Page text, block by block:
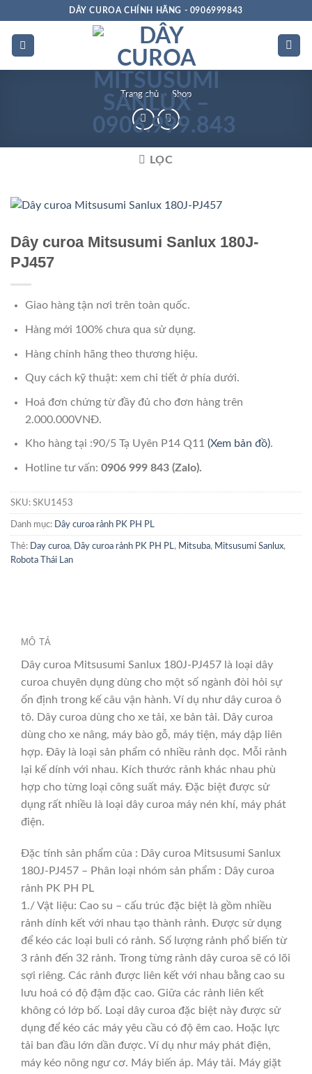
dung
DÂY CUROA CHÍNH HÃNG - 0906999843
Trang chủ » Shop
LỌC
Dây curoa Mitsusumi Sanlux 180J-
PJ457
Giao hàng tận nơi trên toàn quốc.
Hàng mới 100% chưa qua sử dụng.
Hàng chính hãng theo thương hiệu.
Quy cách kỹ thuật: xem chi tiết ở phía dưới.
Hoá đơn chứng từ đầy đủ cho đơn hàng trên
2.000.000VNĐ.
Kho hàng tại :90/5 Tạ Uyên P14 Q11 (Xem bản đồ).
Hotline tư vấn: 0906 999 843 (Zalo).
SKU: SKU1453
Danh mục: Dây curoa rảnh PK PH PL
Thẻ: Day curoa, Dây curoa rảnh PK PH PL , Mitsuba, Mitsusumi Sanlux,
Robota Thái Lan
MÔ TẢ
Dây curoa Mitsusumi Sanlux 180J-PJ457 là loại dây
curoa chuyên dụng dùng cho một số ngành đòi hỏi sự
ổn định trong kế câu vận hành. Ví dụ như dây curoa ô
tô. Dây curoa dùng cho xe tải, xe bản tải. Dây curoa
dùng cho xe nâng, máy bào gỗ, máy tiện, máy dập liên
hợp. Đây là loại sản phẩm có nhiều rảnh dọc. Mỗi rảnh
lại kế dính với nhau. Kích thước rảnh khác nhau phù
hợp cho từng loại công suất máy. Đặc biệt được sử
dụng rất nhiều là loại dây curoa máy nén khí, máy phát
điện.
Đặc tính sản phẩm của : Dây curoa Mitsusumi Sanlux
180J-PJ457 – Phân loại nhóm sản phẩm : Dây curoa
rảnh PK PH PL
1./ Vật liệu: Cao su – cấu trúc đặc biệt là gồm nhiều
rảnh dính kết với nhau tạo thành rảnh. Được sử dụng
để kéo các loại buli có rảnh. Số lượng rảnh phổ biến từ
3 rảnh đến 32 rảnh. Trong từng rảnh dây curoa sẽ có lõi
sợi riêng. Các rảnh được liên kết với nhau bằng cao su
lưu hoá có độ đậm đặc cao. Giữa các rảnh liên kết
không có lớp bố. Loại dây curoa đặc biệt này được sử
dụng để kéo các máy yêu cầu có độ êm cao. Hoặc lực
tải ban đầu lớn dần được. Ví dụ như máy phát điện,
máy kéo nông ngư cơ. Máy biến áp. Máy tải. Máy giặt